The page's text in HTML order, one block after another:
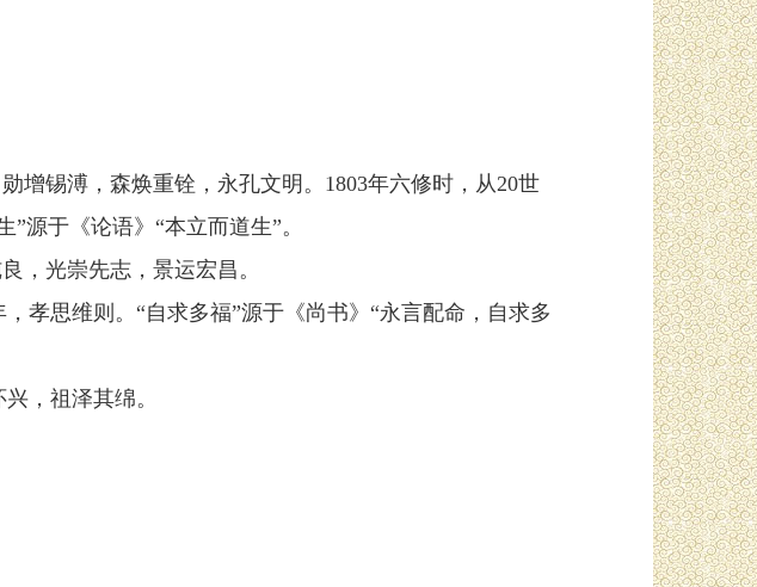
增锡溥，森焕重铨，永孔文明。1803年六修时，从20世
源于《论语》“本立而道生”。
，光崇先志，景运宏昌。
孝思维则。“自求多福”源于《尚书》“永言配命，自求多
，祖泽其绵。